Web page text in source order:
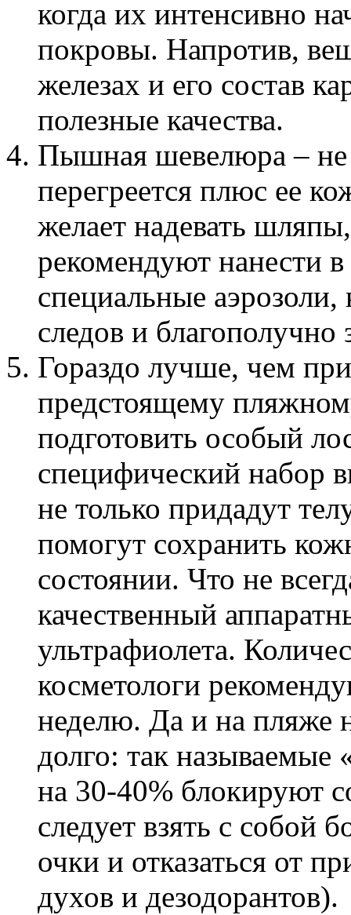
когда их интенсивно
покровы. Напротив,
железах и его состав
полезные качества.
Пышная шевелюра – не
перегреется плюс ее
желает надевать
рекомендуют нанести
специальные
следов и
Гораздо лучше, чем
предстоящему
подготовить особый
специфический набор
не только придадут
помогут сохранить
состоянии. Что не
качественный
ультрафиолета.
косметологи
неделю. Да и на пляже
долго: так
на 30-40% блокируют
следует взять с собой
очки и отказаться от
духов и дезодорантов).